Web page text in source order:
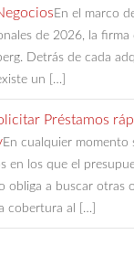
En el marco
de 2026, la
Detrás de cada
un […]
Préstamos
En cualquier momento
en los que el
obliga a buscar otras
cobertura al […]